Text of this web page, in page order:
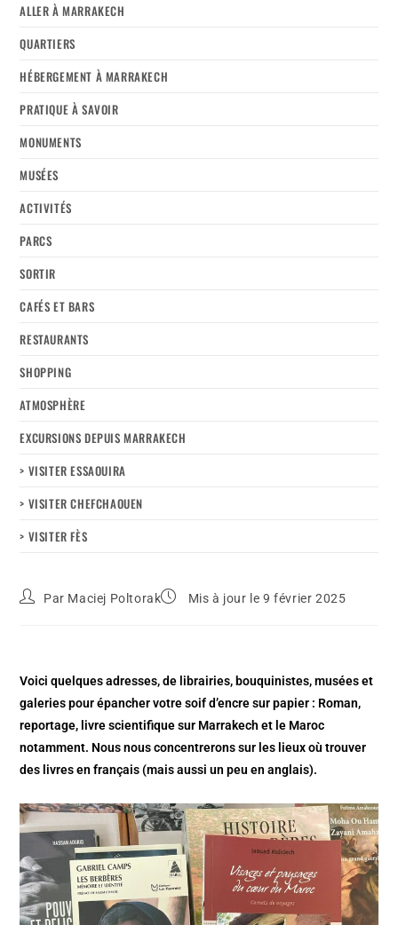
ALLER À MARRAKECH
QUARTIERS
HÉBERGEMENT À MARRAKECH
PRATIQUE À SAVOIR
MONUMENTS
MUSÉES
ACTIVITÉS
PARCS
SORTIR
CAFÉS ET BARS
RESTAURANTS
SHOPPING
ATMOSPHÈRE
EXCURSIONS DEPUIS MARRAKECH
> VISITER ESSAOUIRA
> VISITER CHEFCHAOUEN
> VISITER FÈS
Par Maciej Poltorak Mis à jour le 9 février 2025
Voici quelques adresses, de librairies, bouquinistes, musées et
galeries pour épancher votre soif d’encre sur papier : Roman,
reportage, livre scientifique sur Marrakech et le Maroc
notamment. Nous nous concentrerons sur les lieux où trouver
des livres en français (mais aussi un peu en anglais).